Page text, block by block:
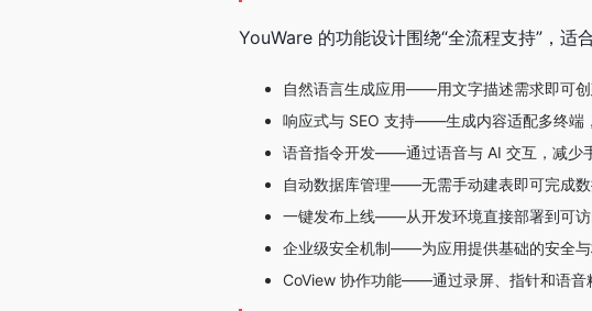
YouWare 的功能设计围绕“全流程支持”，适
自然语言生成应用——用文字描述需求即可
响应式与 SEO 支持——生成内容适配多终端
语音指令开发——通过语音与 AI 交互，减少
自动数据库管理——无需手动建表即可完成
一键发布上线——从开发环境直接部署到可访
企业级安全机制——为应用提供基础的安全与
CoView 协作功能——通过录屏、指针和语音